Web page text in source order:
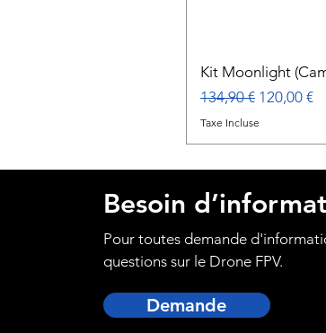
Kit Moonlight
Prix original
134,90 € Prix
120,00 €
Taxe Incluse
Besoin
Pour toutes demande
questions sur le Drone FPV.
Demande